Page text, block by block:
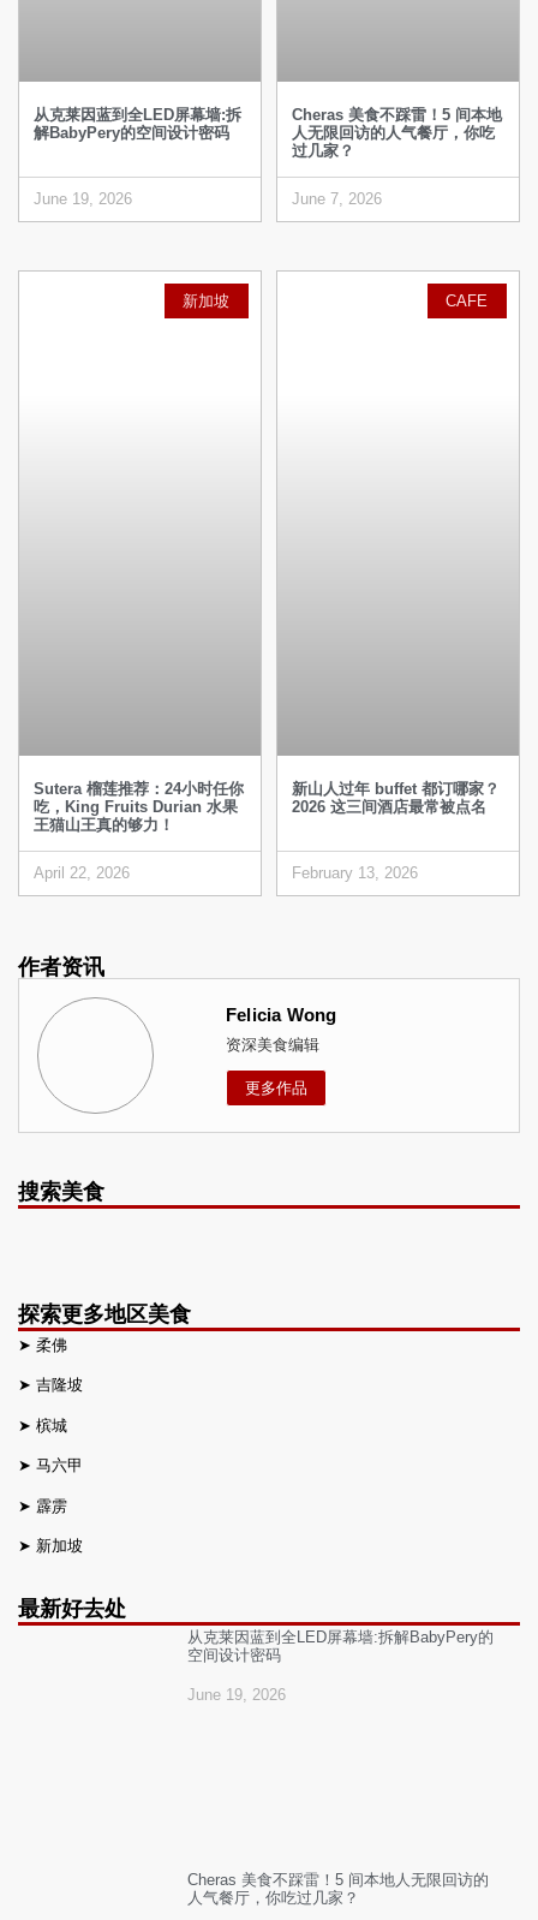
从克莱因蓝到全LED屏幕墙:拆
解BabyPery的空间设计密码
June 19, 2026
Cheras 美食不踩雷！5 间本地
人无限回访的人气餐厅，你吃
过几家？
June 7, 2026
新加坡
Sutera 榴莲推荐：24小时任你
吃，King Fruits Durian 水果
王猫山王真的够力！
April 22, 2026
CAFE
新山人过年 buffet 都订哪家？
2026 这三间酒店最常被点名
February 13, 2026
作者资讯
Felicia Wong
资深美食编辑
更多作品
搜索美食
探索更多地区美食
➤ 柔佛
➤ 吉隆坡
➤ 槟城
➤ 马六甲
➤ 霹雳
➤ 新加坡
最新好去处
从克莱因蓝到全LED屏幕墙:拆解BabyPery的
空间设计密码
June 19, 2026
Cheras 美食不踩雷！5 间本地人无限回访的
人气餐厅，你吃过几家？